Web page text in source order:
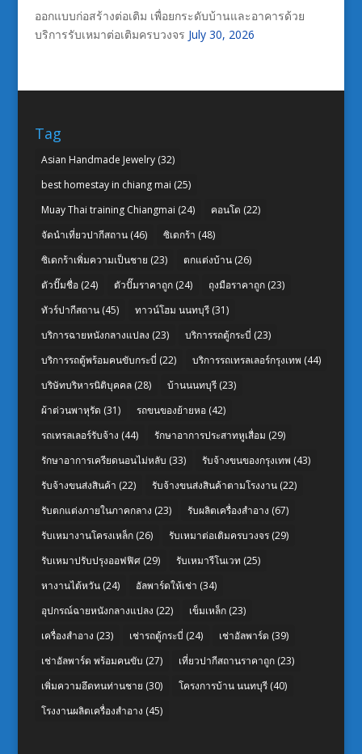
ออกแบบก่อสร้างต่อเติม เพื่อยกระดับบ้านและอาคารด้วย
บริการรับเหมาต่อเติมครบวงจร July 30, 2026
Tag
Asian Handmade Jewelry(32)
best homestay in chiang mai (25)
Muay Thai training Chiangmai (24) คอนโด (22)
จัดนำเที่ยวปากีสถาน(46) ซิเดกร้า (48)
ซิเดกร้าเพิ่มความเป็นชาย (23) ตกแต่งบ้าน(26)
ตัวปั๊มชื่อ(24) ตัวปั๊มราคาถูก(24) ถุงมือราคาถูก(23)
ทัวร์ปากีสถาน(45) ทาวน์โฮม นนทบุรี(31)
บริการฉายหนังกลางแปลง (23) บริการรถตู้กระบี่ (23)
บริการรถตู้พร้อมคนขับกระบี่ (22) บริการรถเทรลเลอร์กรุงเทพ (44)
บริษัทบริหารนิติบุคคล(28) บ้านนนทบุรี(23)
ผ้าต่วนพาหุรัด (31) รถขนของย้ายหอ(42)
รถเทรลเลอร์รับจ้าง (44) รักษาอาการประสาทหูเสื่อม (29)
รักษาอาการเครียดนอนไม่หลับ (33) รับจ้างขนของกรุงเทพ (43)
รับจ้างขนส่งสินค้า (22) รับจ้างขนส่งสินค้าตามโรงงาน(22)
รับตกแต่งภายในภาคกลาง (23) รับผลิตเครื่องสำอาง (67)
รับเหมางานโครงเหล็ก(26) รับเหมาต่อเติมครบวงจร(29)
รับเหมาปรับปรุงออฟฟิศ(29) รับเหมารีโนเวท (25)
หางานไต้หวัน(24) อัลพาร์ดให้เช่า (34)
อุปกรณ์ฉายหนังกลางแปลง (22) เข็มเหล็ก(23)
เครื่องสำอาง (23) เช่ารถตู้กระบี่ (24) เช่าอัลพาร์ด (39)
เช่าอัลพาร์ด พร้อมคนขับ (27) เที่ยวปากีสถานราคาถูก(23)
เพิ่มความอึดทนท่านชาย (30) โครงการบ้าน นนทบุรี(40)
โรงงานผลิตเครื่องสำอาง (45)